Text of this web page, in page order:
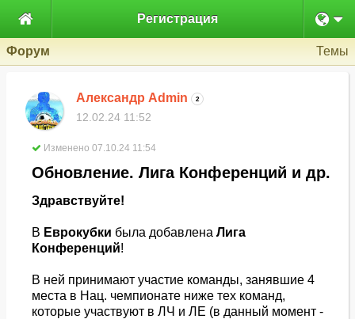
 Регистрация
Форум Темы
Александр Admin 2
12.02.24 11:52
Изменено 07.10.24 11:54
Обновление. Лига Конференций и др.
Здравствуйте!
В Еврокубки была добавлена Лига
Конференций!
В ней принимают участие команды, занявшие 4
места в Нац. чемпионате ниже тех команд,
которые участвуют в ЛЧ и ЛЕ (в данный момент -